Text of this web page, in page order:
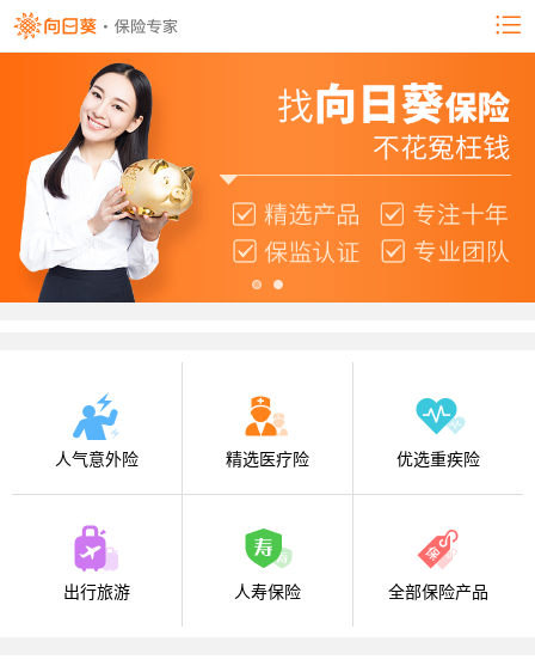
人气意外险 精选医疗险 优选重疾险
出行旅游 人寿保险 全部保险产品